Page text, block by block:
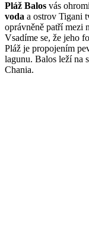
Pláž Balos vás
voda a ostrov Tigani
oprávněně patří mezi
Vsadíme se, že jeho
Pláž je propojením
lagunu. Balos leží na
Chania.